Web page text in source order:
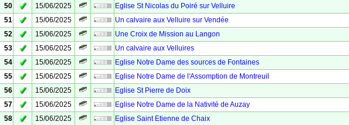
50
✓ 15/06/2025
Eglise St Nicolas du Poiré sur Velluire
51
✓ 15/06/2025
Un calvaire aux Velluire sur Vendée
52
✓ 15/06/2025
Une Croix de Mission au Langon
53
✓ 15/06/2025
Un calvaire aux Velluires
54
✓ 15/06/2025
Eglise Notre Dame des sources de Fontaines
55
✓ 15/06/2025
Eglise Notre Dame de l'Assomption de Montreuil
56
✓ 15/06/2025
Eglise St Pierre de Doix
57
✓ 15/06/2025
Eglise Notre Dame de la Nativité de Auzay
58
✓ 15/06/2025
Eglise Saint Etienne de Chaix